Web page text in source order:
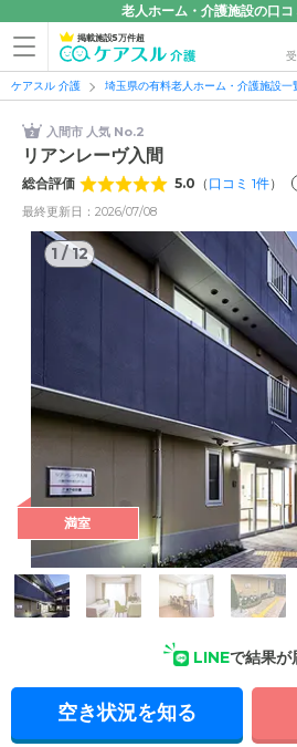
老人ホーム・介護施設の口コ
掲載施設5万件超
ケアスル 介護 埼玉県の有料老人ホーム・介護施設一
入間市 人気 No.2
リアンレーヴ入間
総合評価 5.0 （ 口コミ 1件）
最終更新日：2026/07/08
1 /12
1/12
外観: 駐車場から続くエントランスア
設計で、車いすでの出入りもスムーズ
満室
LINEで結果が
空き状況を知る